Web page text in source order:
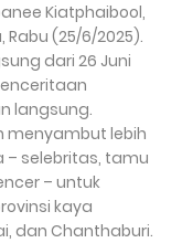
Kiatphaibool,
(25/6/2025).
dari 26 Juni
langsung.
menyambut lebih
– selebritas, tamu
– untuk
kaya
dan Chanthaburi.